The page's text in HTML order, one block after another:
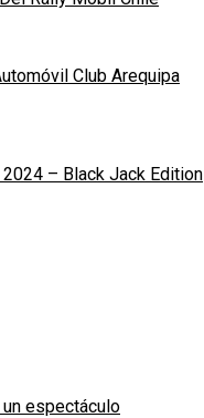
Club Arequipa
– Black Jack Edition
un espectáculo